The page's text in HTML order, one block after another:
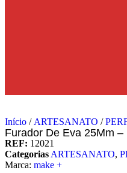
Início / ARTESANATO /
Furador De Eva 25Mm
REF: 12021
Categorias ARTESANATO,
Marca: make +